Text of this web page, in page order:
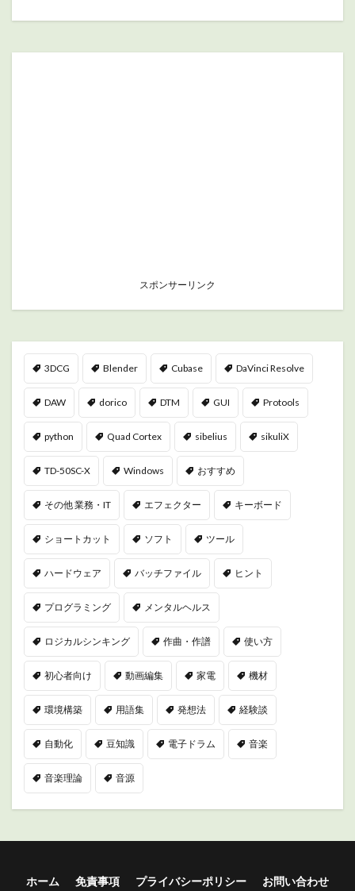
スポンサーリンク
3DCG Blender Cubase DaVinci Resolve
DAW dorico DTM GUI Protools
python Quad Cortex sibelius sikuliX
TD-50SC-X Windows おすすめ
その他 業務・IT エフェクター キーボード
ショートカット ソフト ツール
ハードウェア バッチファイル ヒント
プログラミング メンタルヘルス
ロジカルシンキング 作曲・作譜 使い方
初心者向け 動画編集 家電 機材
環境構築 用語集 発想法 経験談
自動化 豆知識 電子ドラム 音楽
音楽理論 音源
ホーム 免責事項 プライバシーポリシー お問い合わせ